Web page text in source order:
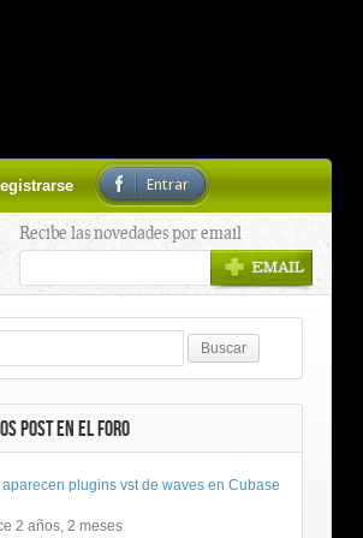
Entrar
Recibe las novedades por email
POST EN EL FORO
aparecen plugins vst de waves en Cubase
2 años, 2 meses